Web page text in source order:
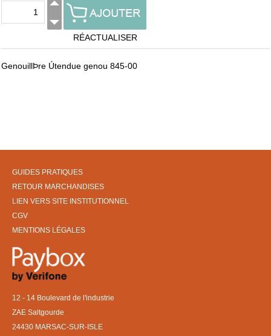
RÉACTUALISER
GenouillÞre Útendue genou 845-00
GUIDES PRATIQUES
RETOUR MARCHANDISES
LIEN VERS SITE INSTITUTIONNEL
CGV
MENTIONS LÉGALES
12 - 14 Boulevard de l'industrie
ZAE Saltgourde
24430 MARSAC-SUR-ISLE